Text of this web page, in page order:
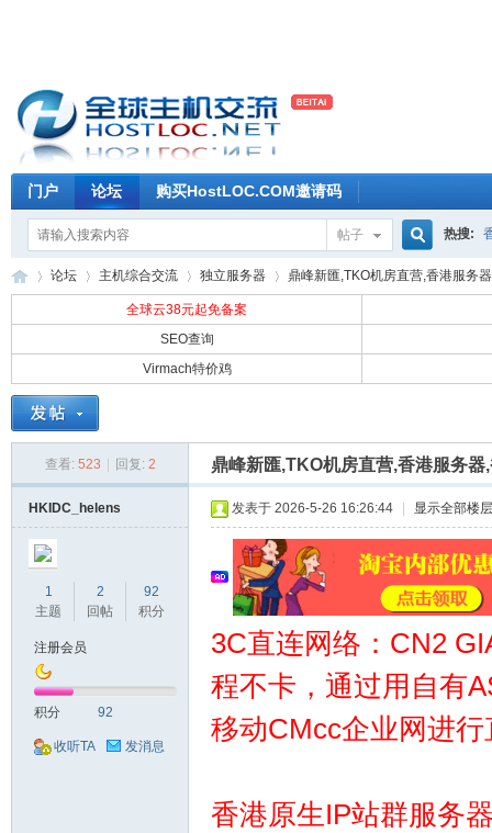
门户 论坛 购买HostLOC.COM邀请码
帖子
搜
热搜:
论坛 主机综合交流
›
独立服务器 鼎峰新匯,TKO机房直营,香港服务
全球云38元起免备案
SEO查询
Virmach特价鸡
查看: 523 回复: 2 鼎峰新匯,TKO机房直营,香港服务
HKIDC_helens
1
主题
2
回帖
92
积分
注册会员
积分 92
收听TA 发消息
发表于 2026-5-26 16:26:44 显示全部楼层
3C直连网络：CN2
程不卡，通过用自有
移动CMcc企业网进
香港原生IP站群服务